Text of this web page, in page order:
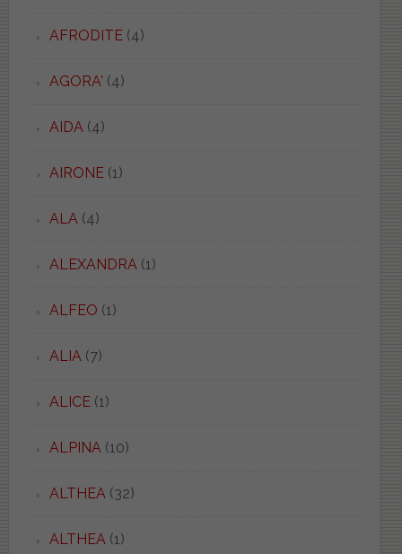
AFRODITE(4)
AGORA' (4)
AIDA(4)
AIRONE(1)
ALA(4)
ALEXANDRA(1)
ALFEO (1)
ALIA(7)
ALICE(1)
ALPINA(10)
ALTHEA(32)
ALTHEA(1)